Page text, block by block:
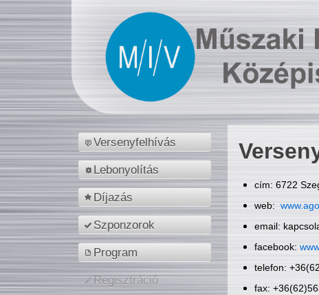
Versenyfelhívás
Lebonyolítás
Díjazás
Szponzorok
Program
Regisztráció
cím: 6722
web:
email:
facebook:
telefon:
fax: